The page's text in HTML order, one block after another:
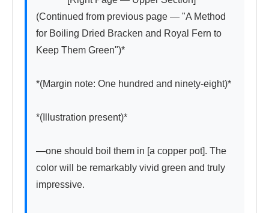
(Continued from previous page — "A Method
for Boiling Dried Bracken and Royal Fern to
Keep Them Green")*
*(Margin note: One hundred and ninety-eight)*
*(Illustration present)*
—one should boil them in [a copper pot]. The
color will be remarkably vivid green and truly
impressive.